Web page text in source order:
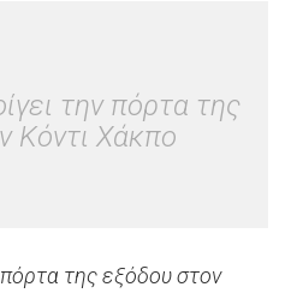
την πόρτα της
Κόντι Χάκπο
της εξόδου στον